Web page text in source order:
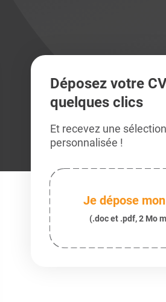
Déposez votre
quelques clics
Et recevez une
personnalisée !
Je dépose
(.doc et .pdf, 2 Mo